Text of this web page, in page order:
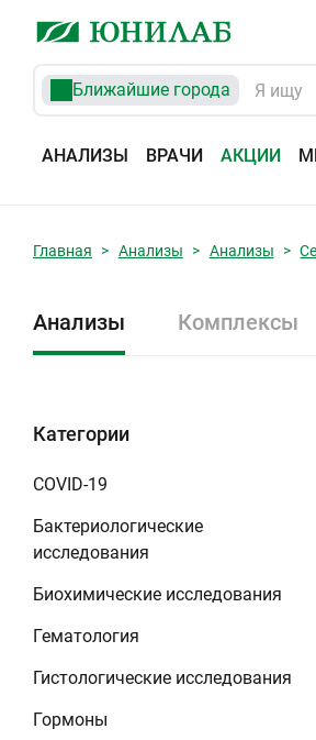
Ближайшие города
АНАЛИЗЫ ВРАЧИ АКЦИИ
Главная Анализы Анализы
Анализы Комплексы
Категории
COVID-19
Бактериологические
исследования
Биохимические исследования
Гематология
Гистологические исследования
Гормоны